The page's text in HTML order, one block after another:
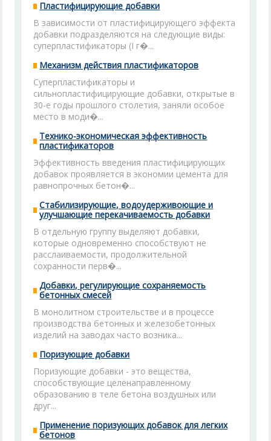
Пластифицирующие добавки
В зависимости от пластифицирующего эффекта
добавки подразделяются на следующие виды:
суперпластификаторы (I г�...
Механизм действия пластификаторов
Суперпластификаторы и
сильнопластифицирующие добавки, открытые в
30-е годы прошлого столетия, заняли особое
место в моди�...
Технико-экономическая эффективность
пластификаторов
Эффективность введения пластифицирующих
добавок проявляется в экономии цемента для
равнопрочных бетон�...
Стабилизирующие, водоудерживоющие и
улучшающие перекачиваемость добавки
В отдельную группу выделяют добавки,
которые одновременно способствуют не
расслаиваемости, продолжительной
сохранности перв�...
Добавки, регулирующие сохраняемость
бетонных смесей
В монолитном строительстве и в процессе
производства бетонных и железобетонных
изделий на заводах часто возника...
Поризующие добавки
Поризующие добавки - это вещества,
способствующие целенаправленному
образованию в теле бетона воздушных или
друг...
Применение поризующих добавок для легких
бетонов